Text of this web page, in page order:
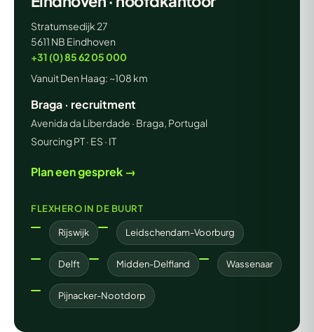
Stratumsedijk 27
5611 NB Eindhoven
+31 (0) 85 62 05 000
Vanuit Den Haag: ~108 km
Braga · recruitment
Avenida da Liberdade · Braga, Portugal
Sourcing PT · ES · IT
Plan een gesprek →
FLEXHERO IN DE BUURT
Rijswijk Leidschendam-Voorburg
Delft Midden-Delfland Wassenaar
Pijnacker-Nootdorp